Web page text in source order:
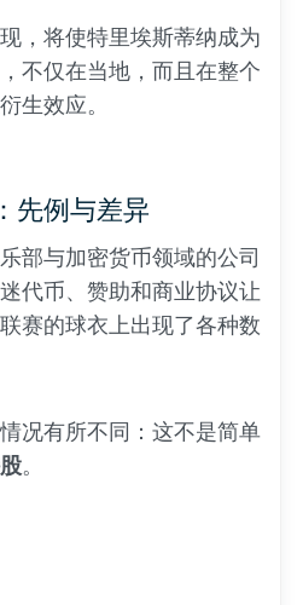
，将使特里埃斯蒂纳成为
不仅在当地，而且在整个
生效应。
先例与差异
部与加密货币领域的公司
代币、赞助和商业协议让
赛的球衣上出现了各种数
况有所不同：这不是简单
。